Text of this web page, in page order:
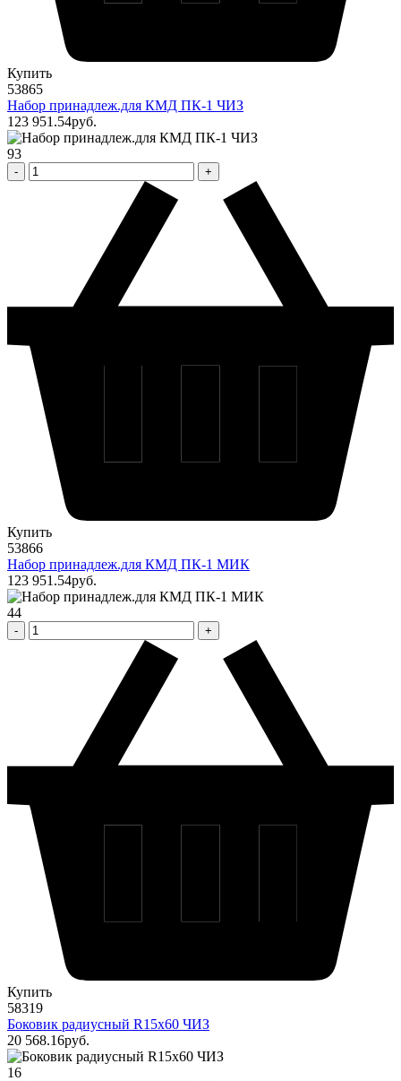
Купить
53865
Набор принадлеж.для КМД ПК-1 ЧИЗ
123 951 .54pуб.
93
Купить
53866
Набор принадлеж.для КМД ПК-1 МИК
123 951.54pуб.
44
Купить
58319
Боковик радиусный R15х60 ЧИЗ
20 568.16pуб.
16